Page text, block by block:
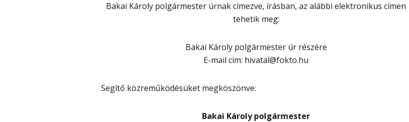
Bakai Károly polgármester úrnak címezve, írásban, az alábbi elektronikus címen
tehetik meg:
Bakai Károly polgármester úr részére
E-mail cím: hivatal@fokto.hu
Segítő közreműködésüket megköszönve:
Bakai Károly polgármester